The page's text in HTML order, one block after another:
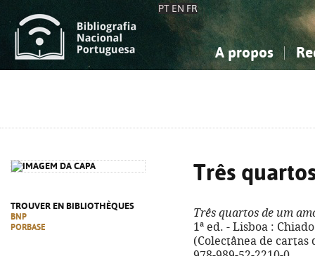
PT EN FR
A propos
TROUVER EN BIBLIOTHÈQUES
BNP
PORBASE
Três
Três quartos de um
1ª ed. - Lisboa :
(Colectânea de cartas